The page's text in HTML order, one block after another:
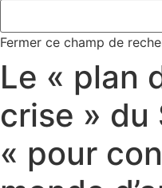
Fermer ce champ de
Le « plan
crise » du
« pour